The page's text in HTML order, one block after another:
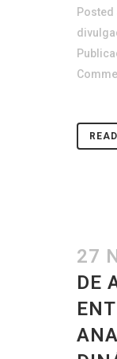
Posted
27
DE